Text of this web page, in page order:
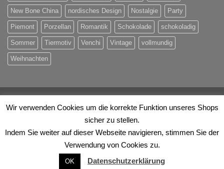
New Bone China nordisches Design Nostalgie Party
Piemont Porzellan Romantik Schokolade schokoladig
Sommer Tiermotiv Venchi Vintage vollmundig
Weihnachten
Visa MasterCard
Eps Rechung
KONTAKT IHRE VORTEILE
© 2026Evino Handels OG. Alle Rechte vorbehalten.
VERTRAG WIDERRUFEN
Wir verwenden Cookies um die korrekte Funktion unseres Shops
sicher zu stellen.
Indem Sie weiter auf dieser Webseite navigieren, stimmen Sie der
Verwendung von Cookies zu.
OK Datenschutzerklärung